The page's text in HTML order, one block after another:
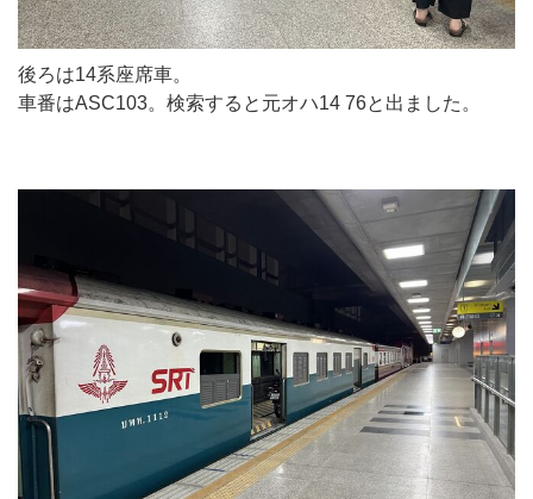
後ろは14系座席車。
車番はASC103。検索すると元オハ14 76と出ました。